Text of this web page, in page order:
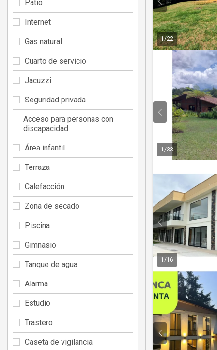
1/22
1 /33
1 /16
Patio
Internet
Gas natural
Cuarto de servicio
Jacuzzi
Seguridad privada
Acceso para personas con
discapacidad
Área infantil
Terraza
Calefacción
Zona de secado
Piscina
Gimnasio
Tanque de agua
Alarma
Estudio
Trastero
Caseta de vigilancia